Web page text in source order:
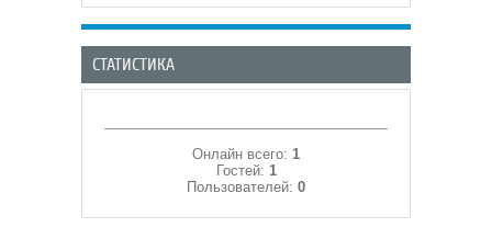
СТАТИСТИКА
Онлайн всего: 1
Гостей: 1
Пользователей: 0